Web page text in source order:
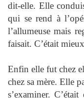
dit-elle. Elle
qui se rend à
l’allumeuse mais
faisait. C’était
Enfin elle fut chez
chez sa mère. Elle
s’examiner.